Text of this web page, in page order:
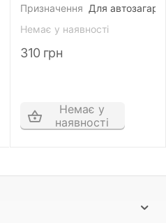
Призначення Для автозагара
Немає у наявності
310 грн
Немає у
наявності